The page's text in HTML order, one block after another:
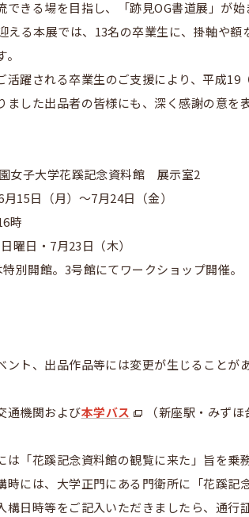
できる場を目指し、「跡見OG書道展」が始
える本展では、13名の卒業生に、掛軸や
活躍される卒業生のご支援により、平成
ました出品者の皆様にも、深く感謝の意を
子大学花蹊記念資料館 展示室2
日（月）～7月24日（金）
時
曜日・7月23日（木）
別開館。3号館にてワークショップ開催。
ント、出品作品等には変更が生じること
通機関および本学バス （新座駅・みず
は「花蹊記念資料館の観覧に来た」旨を乗
時には、大学正門にある門衛所に「花蹊
構日時等をご記入いただきましたら、通